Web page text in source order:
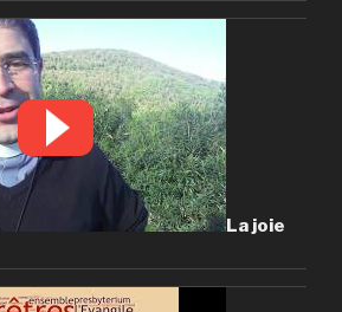
La joie